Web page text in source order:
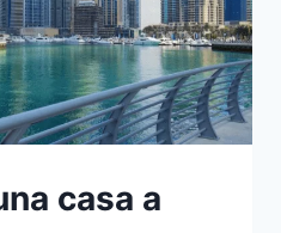
casa a